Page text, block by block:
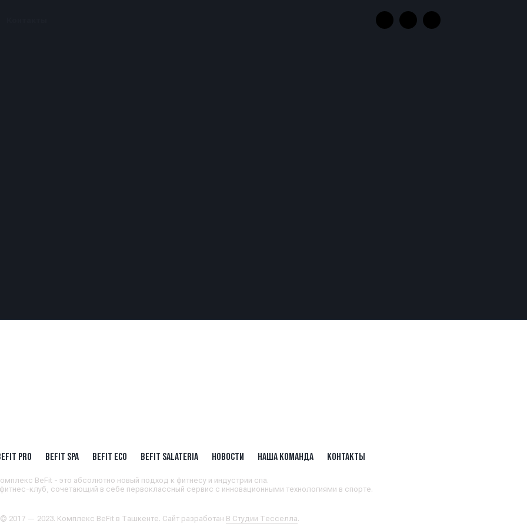
PRO BEFIT SPA BEFIT ECO BEFIT SALATERIA НОВОСТИ НАША КОМАНДА КОНТАКТЫ
BeFit - это абсолютно новый подход к фитнесу и индустрии спа.
клуб, сочетающий в себе первоклассный сервис с инновационными технологиями в спорте.
2017 — 2023. Комплекс BeFit в Ташкенте. Сайт разработан В Студии Тесселла.